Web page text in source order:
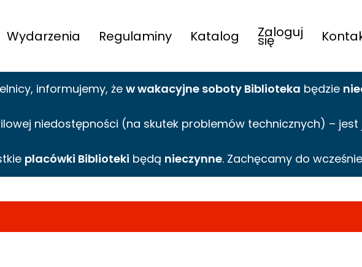
Wydarzenia Regulaminy Katalog Zaloguj
się
informujemy, że w wakacyjne soboty Biblioteka będzie
niedostępności (na skutek problemów technicznych) – jest
placówki Biblioteki będą nieczynne. Zachęcamy do